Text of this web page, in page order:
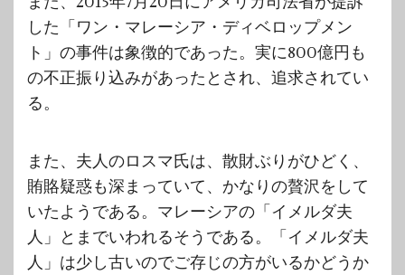
した「ワン・マレーシア・ディベロップメン
ト」の事件は象徴的であった。実に800億円も
の不正振り込みがあったとされ、追求されてい
る。
また、夫人のロスマ氏は、散財ぶりがひどく、
賄賂疑惑も深まっていて、かなりの贅沢をして
いたようである。マレーシアの「イメルダ夫
人」とまでいわれるそうである。「イメルダ夫
人」は少し古いのでご存じの方がいるかどうか